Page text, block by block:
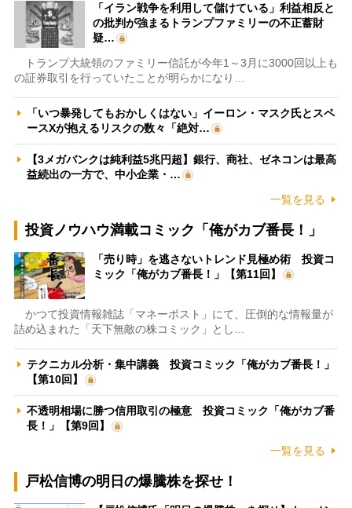
「イラン戦争を利用して儲けている」利益相反と
の批判が強まるトランプファミリーの不正蓄財
疑…
トランプ大統領のファミリー信託が今年1～3月に3000回以上も
の証券取引を行っていたことが明らかになり…
「いつ暴発してもおかしくはない」イーロン・マスク氏とスペ
ースXが抱えるリスクの数々「絶対…
【3メガバンクは純利益5兆円超】銀行、商社、ゼネコンは最高
益続出の一方で、中小企業・…
一覧を見る
投資ノウハウ満載コミック「俺がカブ番長！」
「売り時」を逃さないトレンド見極め術 投資コ
ミック「俺がカブ番長！」【第11回】
かつて投資情報雑誌「マネーポスト」にて、圧倒的な情報量が
詰め込まれた「天下無敵の株コミック」とし…
テクニカル分析・集中講義 投資コミック「俺がカブ番長！」
【第10回】
不透明相場に勝つ信用取引の極意 投資コミック「俺がカブ番
長！」【第9回】
一覧を見る
戸松信博の明日の爆騰株を探せ！